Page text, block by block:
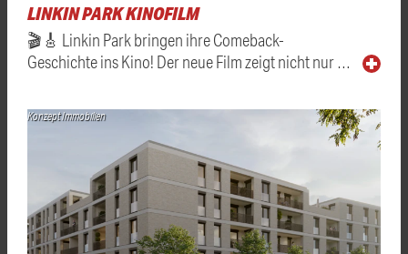
LINKIN PARK KINOFILM
🎬🎸 Linkin Park bringen ihre Comeback-
Geschichte ins Kino! Der neue Film zeigt nicht nur …
Konzept Immobilien